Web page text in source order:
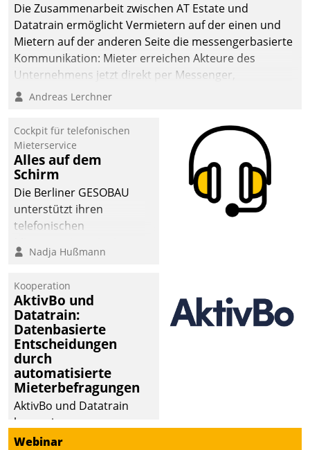
Die Zusammenarbeit zwischen AT Estate und
Datatrain ermöglicht Vermietern auf der einen und
Mietern auf der anderen Seite die messengerbasierte
Kommunikation: Mieter erreichen Akteure des
Unternehmens jetzt direkt per Messenger,
Mitarbeiter oder Dienstleister empfangen oder
Andreas Lerchner
Cockpit für telefonischen
Mieterservice
Alles auf dem
Schirm
Die Berliner GESOBAU
unterstützt ihren
telefonischen
digitalen Cockpit, das
passende Fragen und
Schlagworte auswirft.
Eine intuitive
Dialogführung ermöglicht
dem externen
Serviceteam, Anrufe von
Mietenden zügiger und
effizienter zu bearbeiten.
Nadja Hußmann
Kooperation
AktivBo und
Datatrain:
Datenbasierte
Entscheidungen
durch
automatisierte
Mieterbefragungen
AktivBo und Datatrain
kooperieren –
Immobilienunternehmen
Webinar